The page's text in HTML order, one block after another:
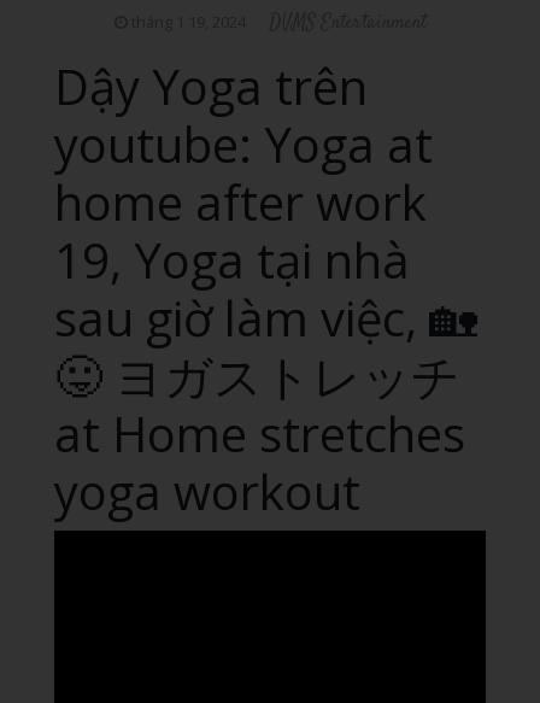
Dậy Yoga trên
youtube: Yoga at
home after work
19, Yoga tại nhà
sau giờ làm việc, 🏡
😛 ヨガストレッチ
at Home stretches
yoga workout